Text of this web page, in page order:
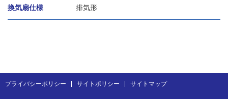
換気扇仕様 排気形
プライバシーポリシー サイトポリシー サイトマップ